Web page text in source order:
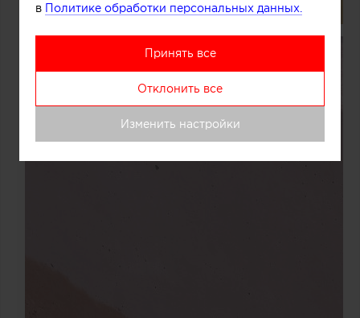
в Политике обработки персональных данных.
Принять все
Отклонить все
Изменить настройки